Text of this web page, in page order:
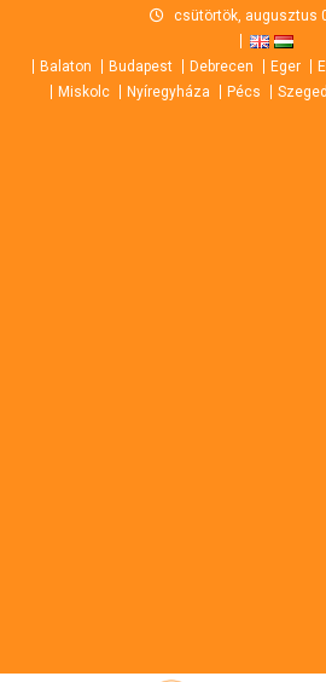
content
csütörtök, augusztus
Balaton Budapest Debrecen Eger
Miskolc
Nyíregyháza Pécs Szeged